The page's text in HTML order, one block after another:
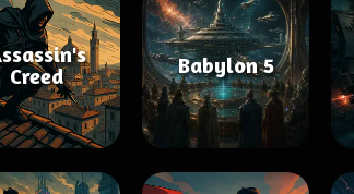
Creed
Babylon 5